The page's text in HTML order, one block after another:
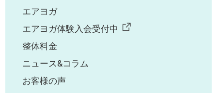
エアヨガ
エアヨガ体験入会受付中
整体料金
ニュース&コラム
お客様の声